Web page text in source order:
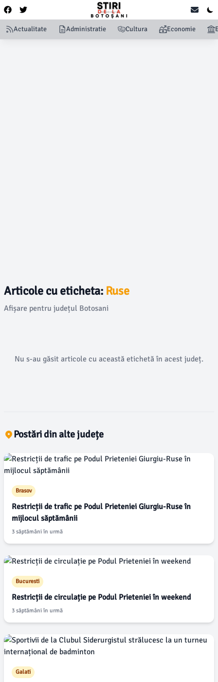
Actualitate Administratie Cultura Economie
Articole cu eticheta: Ruse
Afișare pentru județul Botosani
Nu s-au găsit articole cu această etichetă în acest județ.
Postări din alte județe
Brasov
Restricții de trafic pe Podul Prieteniei Giurgiu-Ruse în
mijlocul săptămânii
3 săptămâni în urmă
Bucuresti
Restricții de circulație pe Podul Prieteniei în weekend
3 săptămâni în urmă
Galati